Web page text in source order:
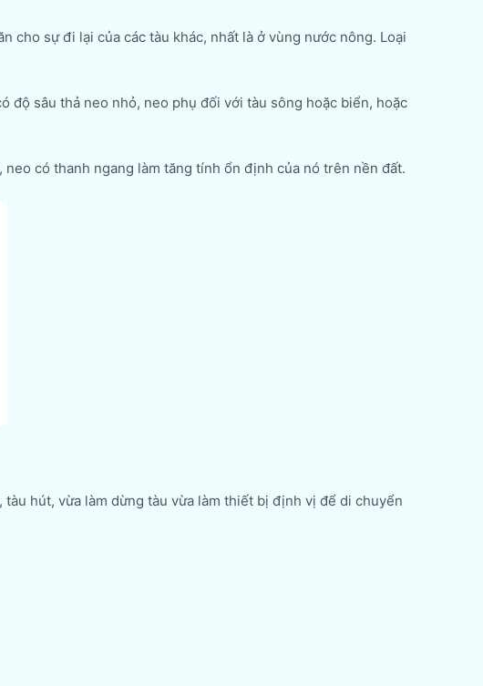
cho sự đi lại của các tàu khác, nhất là ở vùng nước nông. Loại
độ sâu thả neo nhỏ, neo phụ đối với tàu sông hoặc biển, hoặc
có thanh ngang làm tăng tính ổn định của nó trên nền đất.
hút, vừa làm dừng tàu vừa làm thiết bị định vị để di chuyển